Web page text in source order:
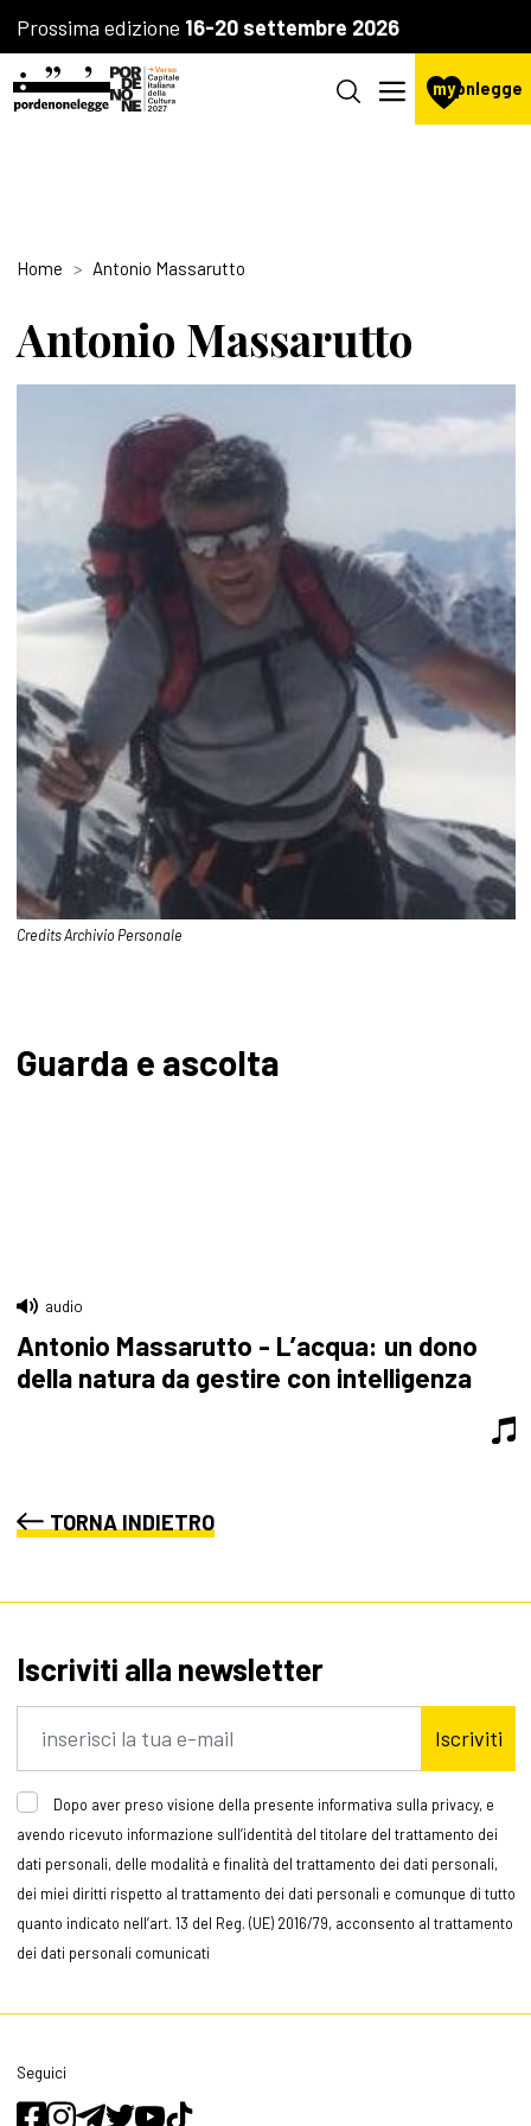
Prossima edizione 16-20 settembre 2026
mypnlegge
Home Antonio Massarutto
Antonio Massarutto
Credits Archivio Personale
Guarda e ascolta
audio
Antonio Massarutto - L’acqua: un dono
della natura da gestire con intelligenza
TORNA INDIETRO
Iscriviti alla newsletter
Iscriviti
Dopo aver preso visione della presente informativa sulla privacy, e
avendo ricevuto informazione sull’identità del titolare del trattamento dei
dati personali, delle modalità e finalità del trattamento dei dati personali,
dei miei diritti rispetto al trattamento dei dati personali e comunque di tutto
quanto indicato nell’art. 13 del Reg. (UE) 2016/79, acconsento al trattamento
dei dati personali comunicati
Seguici